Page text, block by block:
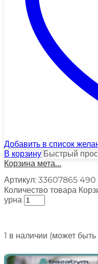
Добавить в список
В корзину Быстрый
Корзина мета...
Артикул: 33607865 490
Количество товара
урна
1 в наличии (может быть